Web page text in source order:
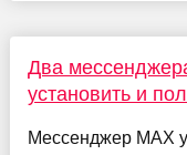
Два
установить и
Мессенджер MAX